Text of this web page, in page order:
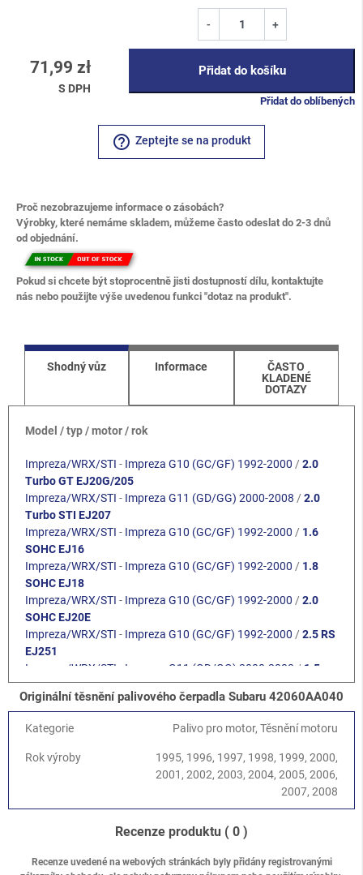
71,99 zł
S DPH
- +
Přidat do košíku
Přidat do oblíbených
help_outline Zeptejte se na produkt
Proč nezobrazujeme informace o zásobách?
Výrobky, které nemáme skladem, můžeme často odeslat do 2-3 dnů
od objednání.
Pokud si chcete být stoprocentně jisti dostupností dílu, kontaktujte
nás nebo použijte výše uvedenou funkci "dotaz na produkt".
Shodný vůz Informace
ČASTO
KLADENÉ
DOTAZY
Model / typ / motor / rok
Impreza/WRX/STI - Impreza G10 (GC/GF) 1992-2000 /2.0
Turbo GT EJ20G/205
Impreza/WRX/STI - Impreza G11 (GD/GG) 2000-2008 /2.0
Turbo STI EJ207
Impreza/WRX/STI - Impreza G10 (GC/GF) 1992-2000 / 1.6
SOHC EJ16
Impreza/WRX/STI - Impreza G10 (GC/GF) 1992-2000 / 1.8
SOHC EJ18
Impreza/WRX/STI - Impreza G10 (GC/GF) 1992-2000 /2.0
SOHC EJ20E
Impreza/WRX/STI - Impreza G10 (GC/GF) 1992-2000 /2.5 RS
EJ251
Impreza/WRX/STI
Impreza G11 (GD/GG) 2000-2008 / 1.5
DOHC EJ15
Impreza/WRX/STI -Impreza G11 (GD/GG) 2000-2008/1.6
Impreza/WRX/STI
Impreza G11 (GD/GG) 2000-2008/2.0
SOHC EJ201
Impreza G11 (GD/GG) 2000-2008/ 2.5
Impreza/WRX/STI-Impreza G11 (GD/GG) 2000-2008
Turbo WRX EJ205
Originální těsnění palivového čerpadla Subaru 42060AA040
Kategorie Palivo pro motor, Těsnění motoru
Rok výroby
1995, 1996, 1997, 1998, 1999, 2000,
2001, 2002, 2003, 2004, 2005, 2006,
2007, 2008
Recenze produktu ( 0 )
Recenze uvedené na webových stránkách byly přidány registrovanými